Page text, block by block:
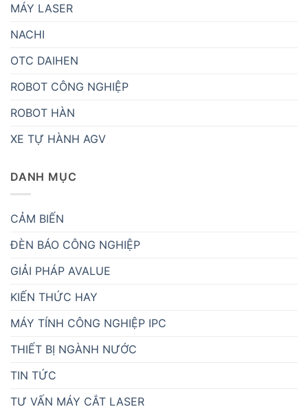
MÁY LASER
NACHI
OTC DAIHEN
ROBOT CÔNG NGHIỆP
ROBOT HÀN
XE TỰ HÀNH AGV
DANH MỤC
CẢM BIẾN
ĐÈN BÁO CÔNG NGHIỆP
GIẢI PHÁP AVALUE
KIẾN THỨC HAY
MÁY TÍNH CÔNG NGHIỆP IPC
THIẾT BỊ NGÀNH NƯỚC
TIN TỨC
TƯ VẤN MÁY CẮT LASER